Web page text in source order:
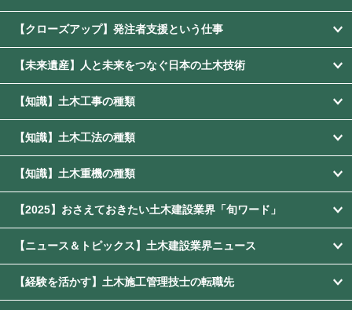
【クローズアップ】発注者支援という仕事
【未来遺産】人と未来をつなぐ日本の土木技術
【知識】土木工事の種類
【知識】土木工法の種類
【知識】土木重機の種類
【2025】おさえておきたい土木建設業界「旬ワード」
【ニュース＆トピックス】土木建設業界ニュース
【経験を活かす】土木施工管理技士の転職先